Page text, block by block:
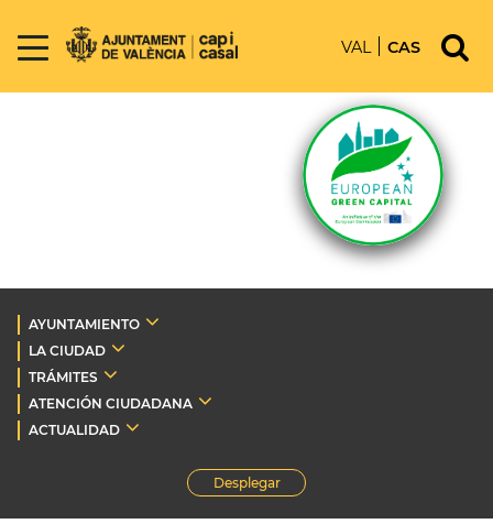
VAL CAS
AYUNTAMIENTO
LA CIUDAD
TRÁMITES
ATENCIÓN CIUDADANA
ACTUALIDAD
Desplegar